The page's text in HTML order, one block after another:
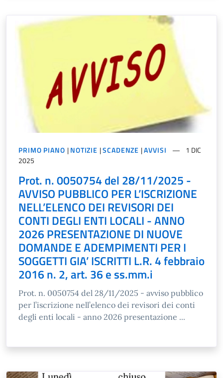
PRIMO PIANO |NOTIZIE |SCADENZE |AVVISI
1 DIC
2025
Prot. n. 0050754 del 28/11/2025 -
AVVISO PUBBLICO PER L’ISCRIZIONE
NELL’ELENCO DEI REVISORI DEI
CONTI DEGLI ENTI LOCALI - ANNO
2026 PRESENTAZIONE DI NUOVE
DOMANDE E ADEMPIMENTI PER I
SOGGETTI GIA’ ISCRITTI L.R. 4 febbraio
2016 n. 2, art. 36 e ss.mm.i
Prot. n. 0050754 del 28/11/2025 - avviso pubblico
per l’iscrizione nell’elenco dei revisori dei conti
degli enti locali - anno 2026 presentazione ...